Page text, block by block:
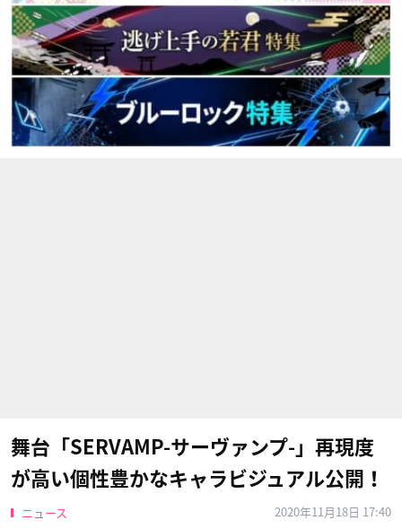
舞台「SERVAMP-サーヴァンプ-」再現度
が高い個性豊かなキャラビジュアル公開！
ニュース
2020年11月18日 17:40